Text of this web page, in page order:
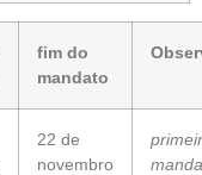
fim do
mandato
22 de
novembro